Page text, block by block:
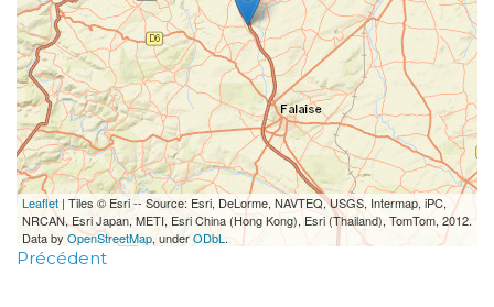
Leaflet | Tiles © Esri -- Source: Esri, DeLorme, NAVTEQ, USGS, Intermap, iPC,
NRCAN, Esri Japan, METI, Esri China (Hong Kong), Esri (Thailand), TomTom, 2012.
Data by OpenStreetMap, underODbL .
Précédent